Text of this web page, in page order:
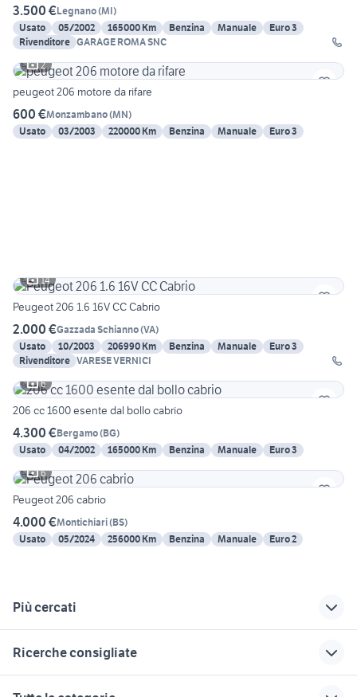
3.500 €Legnano(MI)
Usato
05/2002 165000 Km Benzina Manuale
Euro 3
Rivenditore GARAGE ROMA SNC
2
peugeot 206 motore da rifare
600 €Monzambano(MN)
Usato
03/2003 220000 Km Benzina Manuale Euro 3
14
Peugeot 206 1.6 16V CC Cabrio
2.000 €Gazzada Schianno(VA)
Usato
10/2003 206990 Km Benzina Manuale
Euro 3
Rivenditore VARESE VERNICI
6
206 cc 1600 esente dal bollo cabrio
4.300 €Bergamo(BG)
Usato
04/2002 165000 Km Benzina Manuale
Euro 3
6
Peugeot 206 cabrio
4.000 €Montichiari(BS)
Usato
05/2024 256000 Km Benzina Manuale Euro 2
Più cercati
Ricerche consigliate